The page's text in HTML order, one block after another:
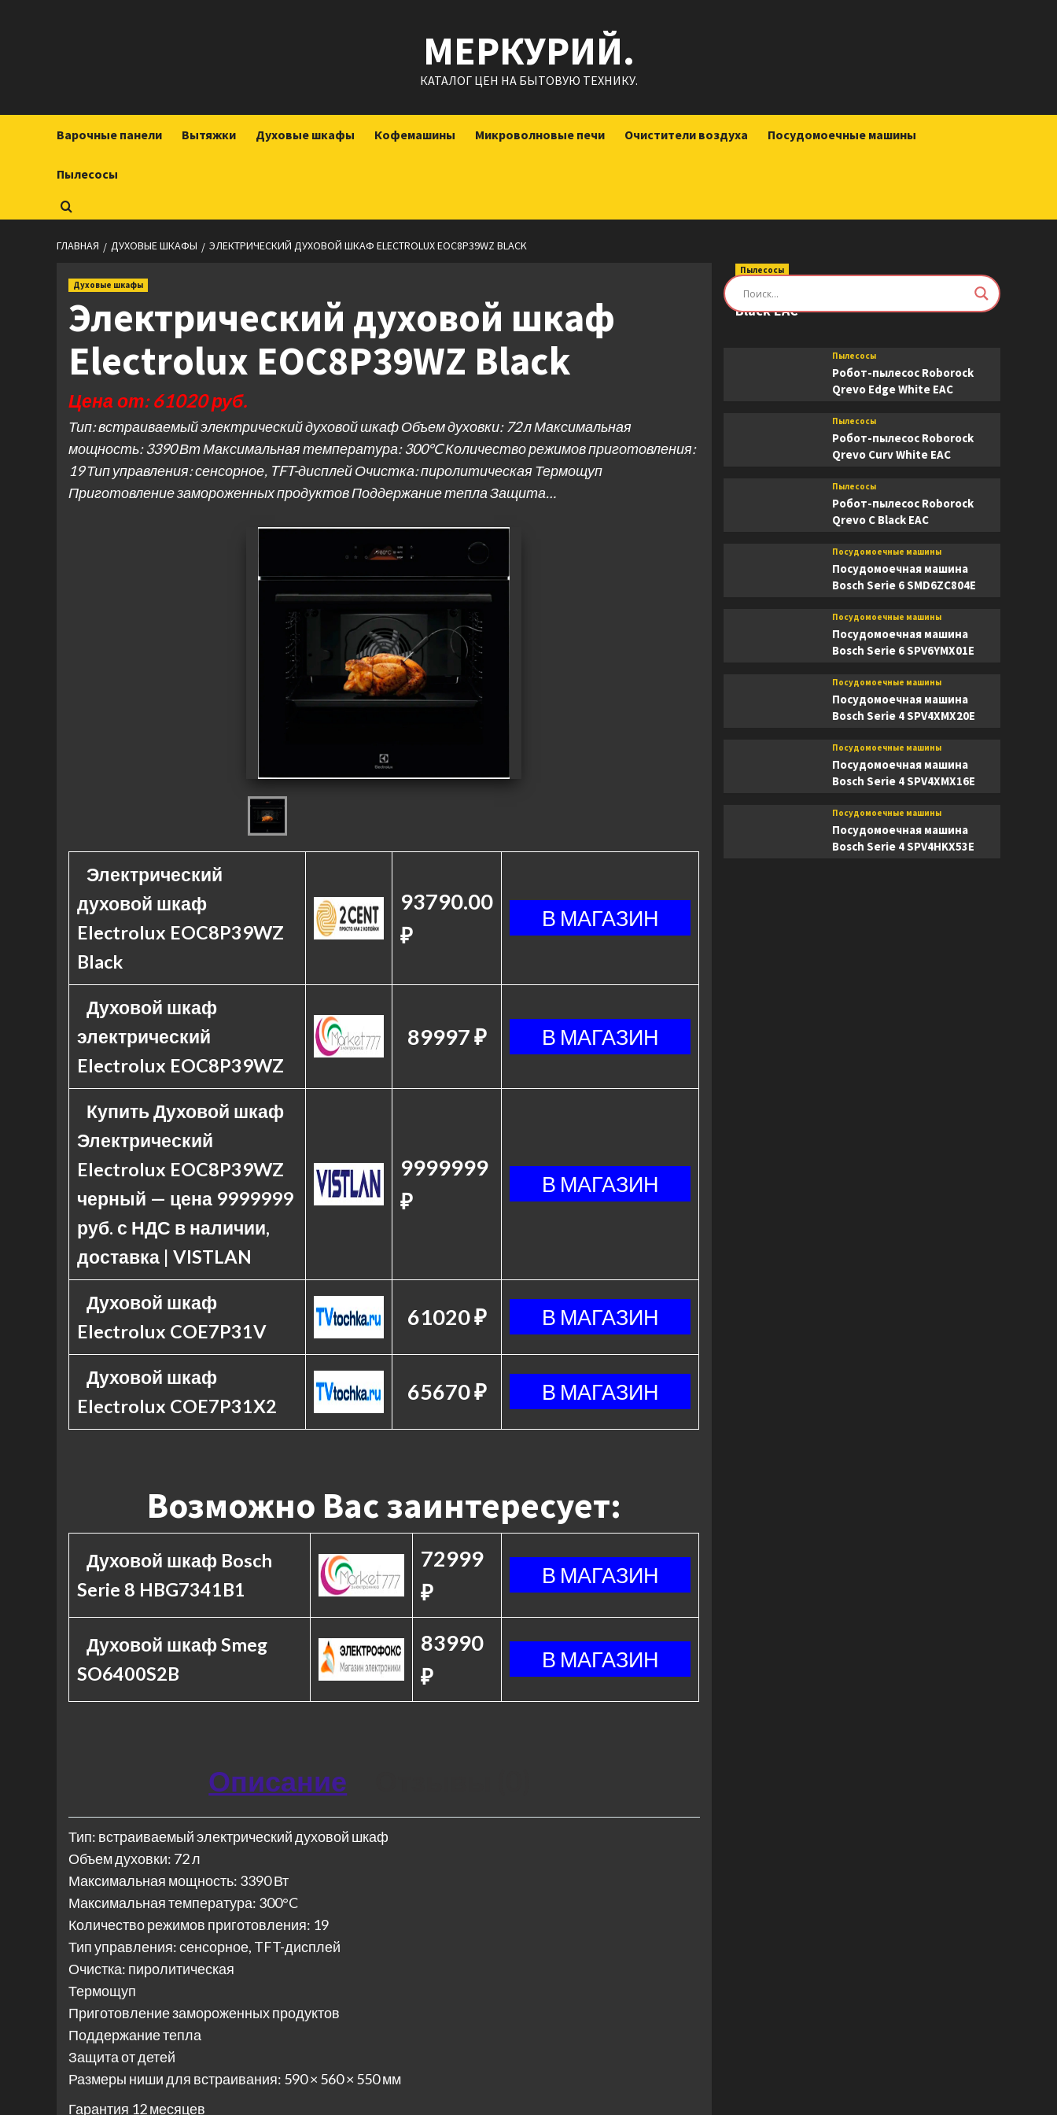
МЕРКУРИЙ.
КАТАЛОГ ЦЕН НА БЫТОВУЮ ТЕХНИКУ.
Варочные панели Вытяжки Духовые шкафы Кофемашины Микроволновые печи Очистители воздуха Посудомоечные машины
Пылесосы
ГЛАВНАЯ ДУХОВЫЕ ШКАФЫ ЭЛЕКТРИЧЕСКИЙ ДУХОВОЙ ШКАФ ELECTROLUX EOC8P39WZ BLACK
Духовые шкафы
Электрический духовой шкаф
Electrolux EOC8P39WZ Black
Цена от: 61020 руб.
Тип: встраиваемый электрический духовой шкаф Объем духовки: 72 л Максимальная
мощность: 3390 Вт Максимальная температура: 300°C Количество режимов приготовления:
19 Тип управления: сенсорное, TFT-дисплей Очистка: пиролитическая Термощуп
Приготовление замороженных продуктов Поддержание тепла Защита…
Электрический
духовой шкаф
Electrolux EOC8P39WZ
Black
93790.00
₽
Духовой шкаф
электрический
Electrolux EOC8P39WZ
89997 ₽
Купить Духовой шкаф
Электрический
Electrolux EOC8P39WZ
черный — цена 9999999
руб. с НДС в наличии,
доставка | VISTLAN
9999999
₽
Духовой шкаф
Electrolux COE7P31V
61020 ₽
Духовой шкаф
Electrolux COE7P31X2
65670 ₽
Возможно Вас заинтересует:
Духовой шкаф Bosch
Serie 8 HBG7341B1
72999
₽
Духовой шкаф Smeg
SO6400S2B
83990
₽
Описание
Тип: встраиваемый электрический духовой шкаф
Объем духовки: 72 л
Максимальная мощность: 3390 Вт
Максимальная температура: 300°C
Количество режимов приготовления: 19
Тип управления: сенсорное, TFT-дисплей
Очистка: пиролитическая
Термощуп
Приготовление замороженных продуктов
Поддержание тепла
Защита от детей
Размеры ниши для встраивания: 590 × 560 × 550 мм
Гарантия 12 месяцев
Пылесосы
Робот-пылесос Roborock Saros Z70
Black EAC
Пылесосы
Робот-пылесос Roborock
Qrevo Edge White EAC
Пылесосы
Робот-пылесос Roborock
Qrevo Curv White EAC
Пылесосы
Робот-пылесос Roborock
Qrevo C Black EAC
Посудомоечные машины
Посудомоечная машина
Bosch Serie 6 SMD6ZC804E
Посудомоечные машины
Посудомоечная машина
Bosch Serie 6 SPV6YMX01E
Посудомоечные машины
Посудомоечная машина
Bosch Serie 4 SPV4XMX20E
Посудомоечные машины
Посудомоечная машина
Bosch Serie 4 SPV4XMX16E
Посудомоечные машины
Посудомоечная машина
Bosch Serie 4 SPV4HKX53E